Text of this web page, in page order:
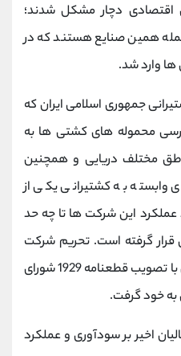
اقتصادی دچار مشکل شدند؛
همین صنایع هستند که در
ها وارد شد.
جمهوری اسلامی ایران که
محموله های کشتی ها به
مختلف دریایی و همچنین
وابسته به کشتیرانی یکی از
این شرکت ها تا چه حد
قرار گرفته است. تحریم شرکت
کشتیرانی جمهوری اسلامی ایران با تصویب قطعنامه 1929 شورای
اخیر بر سودآوری و عملکرد